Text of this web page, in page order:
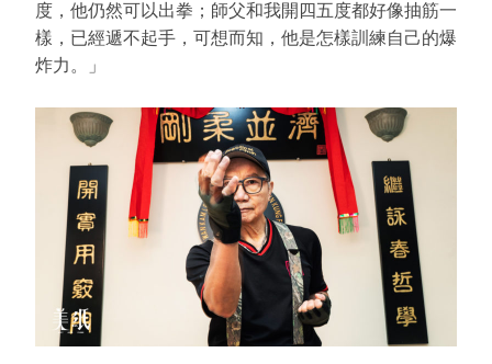
度，他仍然可以出拳；師父和我開四五度都好像抽筋一
樣，已經遞不起手，可想而知，他是怎樣訓練自己的爆
炸力。」